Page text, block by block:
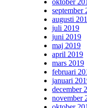
oktober
september
augusti
juli 2019
juni 2019
maj 2019
april 2019
mars 2019
februari
januari
december
november